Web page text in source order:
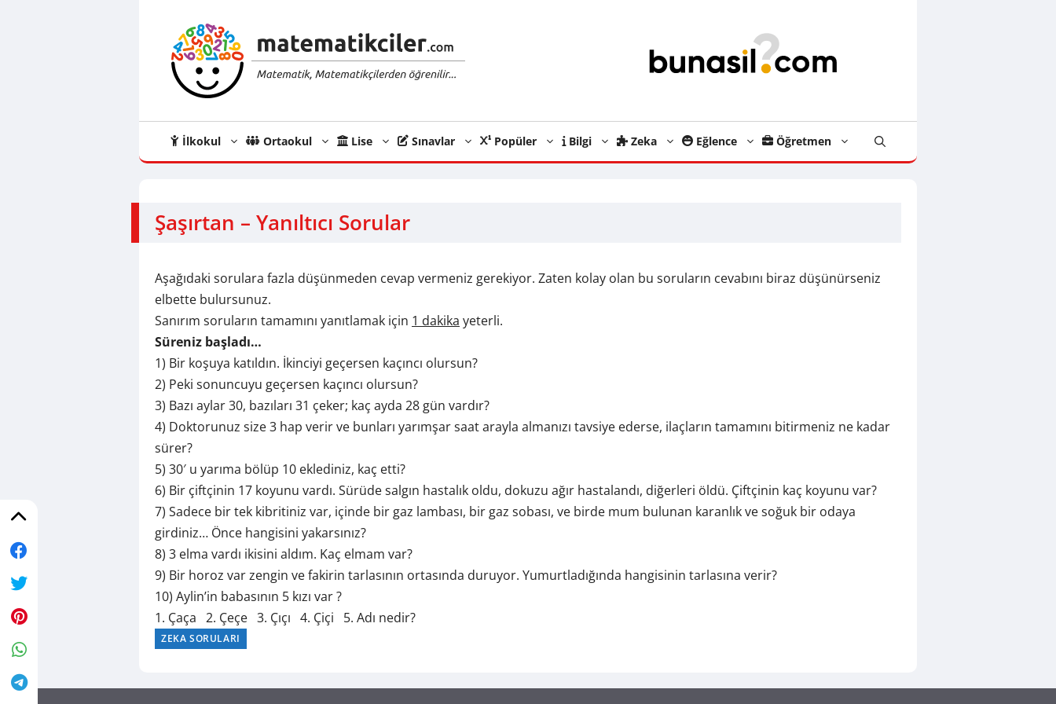
İlkokul Ortaokul Lise Sınavlar Popüler Bilgi Zeka Eğlence Öğretmen
Şaşırtan – Yanıltıcı Sorular
Aşağıdaki sorulara fazla düşünmeden cevap vermeniz gerekiyor. Zaten kolay olan bu soruların cevabını biraz düşünürseniz
elbette bulursunuz.
Sanırım soruların tamamını yanıtlamak için 1 dakika yeterli.
Süreniz başladı…
1) Bir koşuya katıldın. İkinciyi geçersen kaçıncı olursun?
2) Peki sonuncuyu geçersen kaçıncı olursun?
3) Bazı aylar 30, bazıları 31 çeker; kaç ayda 28 gün vardır?
4) Doktorunuz size 3 hap verir ve bunları yarımşar saat arayla almanızı tavsiye ederse, ilaçların tamamını bitirmeniz ne kadar
sürer?
5) 30′ u yarıma bölüp 10 eklediniz, kaç etti?
6) Bir çiftçinin 17 koyunu vardı. Sürüde salgın hastalık oldu, dokuzu ağır hastalandı, diğerleri öldü. Çiftçinin kaç koyunu var?
7) Sadece bir tek kibritiniz var, içinde bir gaz lambası, bir gaz sobası, ve birde mum bulunan karanlık ve soğuk bir odaya
girdiniz… Önce hangisini yakarsınız?
8) 3 elma vardı ikisini aldım. Kaç elmam var?
9) Bir horoz var zengin ve fakirin tarlasının ortasında duruyor. Yumurtladığında hangisinin tarlasına verir?
10) Aylin’in babasının 5 kızı var ?
1. Çaça 2. Çeçe 3. Çıçı 4. Çiçi 5. Adı nedir?
ZEKA SORULARI